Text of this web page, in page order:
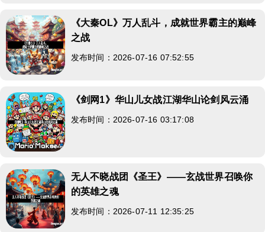
《大秦OL》万人乱斗，成就世界霸主的巅峰
之战
发布时间：2026-07-16 07:52:55
《剑网1》华山儿女战江湖华山论剑风云涌
发布时间：2026-07-16 03:17:08
无人不晓战团《圣王》——玄战世界召唤你
的英雄之魂
发布时间：2026-07-11 12:35:25